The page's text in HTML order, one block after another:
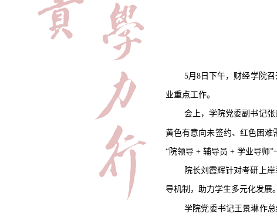
5月8日下午，财经学院
业重点工作。
会上，学院党委副书记张
黄色有意向未签约、红色困难
“院领导 + 辅导员 + 学业导师”
院长刘 霞辉针对考研上
导机制，助力学生多元化发展。
学院党委书记王景琳作